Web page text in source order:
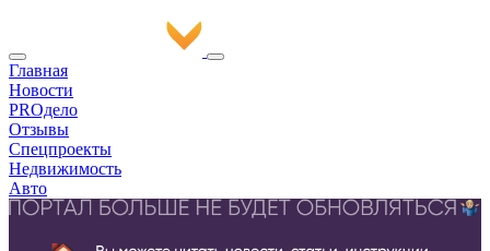
Главная
Новости
PROдело
Отзывы
Спецпроекты
Недвижимость
Авто